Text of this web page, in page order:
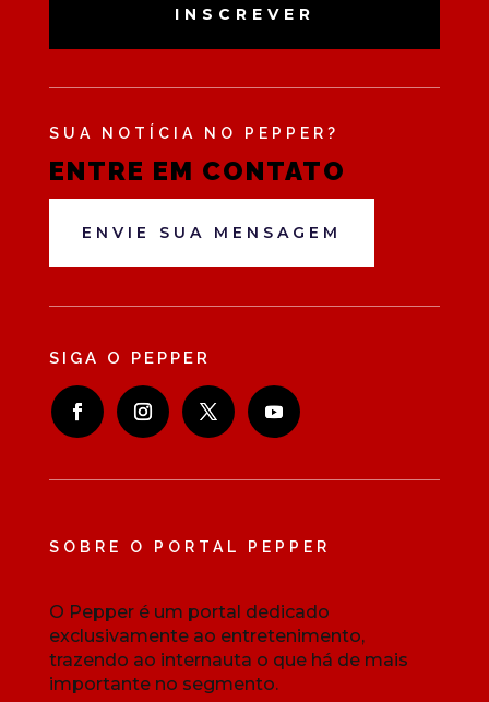
INSCREVER
SUA NOTÍCIA NO PEPPER?
ENTRE EM CONTATO
ENVIE SUA MENSAGEM
SIGA O PEPPER
SOBRE O PORTAL PEPPER
O Pepper é um portal dedicado
exclusivamente ao entretenimento,
trazendo ao internauta o que há de mais
importante no segmento.